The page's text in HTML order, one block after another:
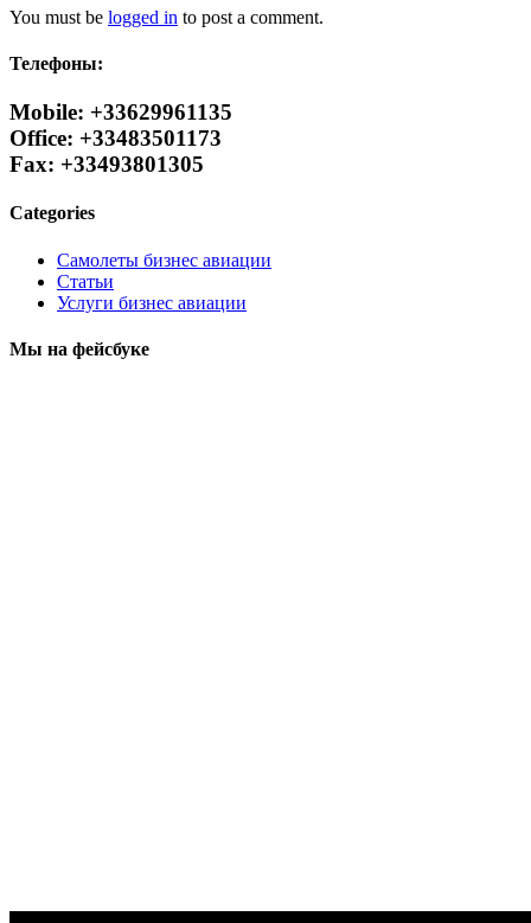
You must be logged in to post a comment.
Телефоны:
Mobile: +33629961135
Office: +33483501173
Fax: +33493801305
Categories
Самолеты бизнес авиации
Статьи
Услуги бизнес авиации
Мы на фейсбуке